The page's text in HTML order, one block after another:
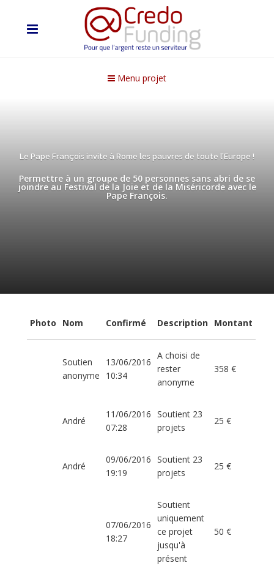
Menu projet
Le Pape François invite à Rome les pauvres de toute l’Europe !
Permettre à un groupe de 50 personnes sans abri de se
joindre au Festival de la Joie et de la Miséricorde avec le
Pape François.
Photo Nom Confirmé Description Montant
Soutien
anonyme
13/06/2016
10:34
A choisi de
rester
anonyme
358 €
André
11/06/2016
07:28
Soutient 23
projets
25 €
André
09/06/2016
19:19
Soutient 23
projets
25 €
07/06/2016
18:27
Soutient
uniquement
ce projet
jusqu'à
présent
50 €